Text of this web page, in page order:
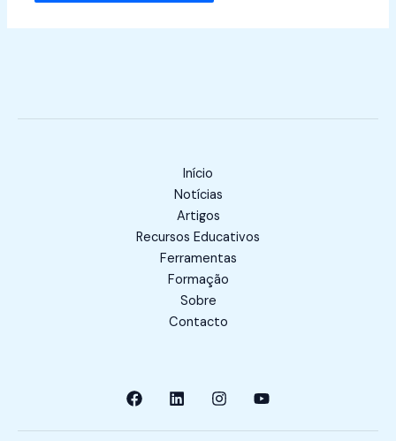
Início
Notícias
Artigos
Recursos Educativos
Ferramentas
Formação
Sobre
Contacto